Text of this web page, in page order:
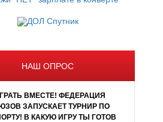
НАШ ОПРОС
ВМЕСТЕ! ФЕДЕРАЦИЯ
ЗАПУСКАЕТ ТУРНИР ПО
В КАКУЮ ИГРУ ТЫ ГОТОВ